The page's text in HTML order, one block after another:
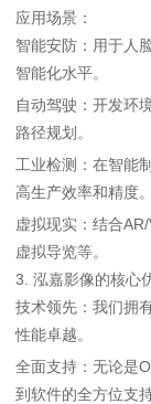
应用场景：
智能安防：用于人
智能化水平。
自动驾驶：开发环
路径规划。
工业检测：在智能
高生产效率和精度。
虚拟现实：结合
虚拟导览等。
3. 泓嘉影像的核心
技术领先：我们拥
性能卓越。
全面支持：无论是
到软件的全方位支持